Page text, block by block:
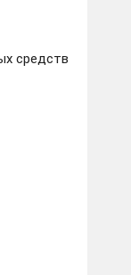
средств